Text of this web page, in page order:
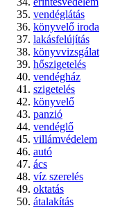
vendéglátás
könyvelő iroda
lakásfelújítás
könyvvizsgálat
hőszigetelés
vendégház
szigetelés
könyvelő
panzió
vendéglő
villámvédelem
autó
ács
víz szerelés
oktatás
átalakítás